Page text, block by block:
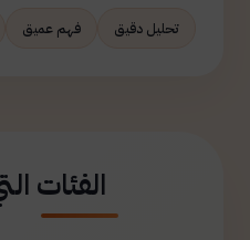
تحليل دقيق فهم عميق
الفئات